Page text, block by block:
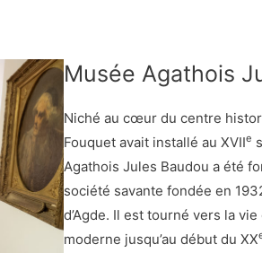
Musée Agathois
Niché au cœur du centre
Fouquet avait installé au XVIIe
Agathois Jules Baudou a été
société savante fondée en
d’Agde. Il est tourné vers la
moderne jusqu’au début du XX